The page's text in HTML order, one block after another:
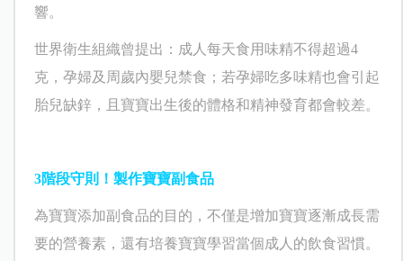
響。
世界衛生組織曾提出：成人每天食用味精不得超過4
克，孕婦及周歲內嬰兒禁食；若孕婦吃多味精也會引起
胎兒缺鋅，且寶寶出生後的體格和精神發育都會較差。
3階段守則！製作寶寶副食品
為寶寶添加副食品的目的，不僅是增加寶寶逐漸成長需
要的營養素，還有培養寶寶學習當個成人的飲食習慣。